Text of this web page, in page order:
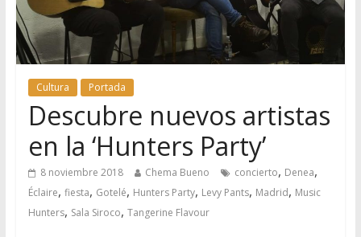
Cultura Portada
Descubre nuevos artistas
en la ‘Hunters Party’
8 noviembre 2018 Chema Bueno concierto, Denea,
Éclaire, fiesta, Gotelé, Hunters Party, Levy Pants, Madrid, Music
Hunters, Sala Siroco, Tangerine Flavour